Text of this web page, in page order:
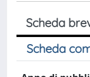
Scheda
Scheda